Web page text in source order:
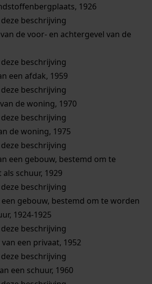
1926
beschrijving
de voor- en achtergevel van de
beschrijving
een afdak, 1959
beschrijving
de woning, 1970
beschrijving
de woning, 1975
beschrijving
een gebouw, bestemd om te
schuur, 1929
beschrijving
gebouw, bestemd om te worden
1924-1925
beschrijving
een privaat, 1952
beschrijving
een schuur, 1960